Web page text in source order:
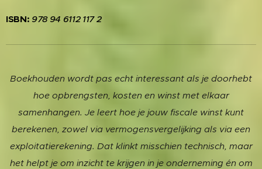
ISBN: 978 94 6112 117 2
Boekhouden wordt pas echt interessant als je doorhebt
hoe opbrengsten, kosten en winst met elkaar
samenhangen. Je leert hoe je jouw fiscale winst kunt
berekenen, zowel via vermogensvergelijking als via een
exploitatierekening. Dat klinkt misschien technisch, maar
het helpt je om inzicht te krijgen in je onderneming én om